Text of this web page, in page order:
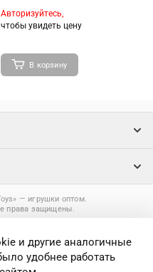
Авторизуйтесь,
чтобы увидеть цену
В корзину
― игрушки оптом.
права защищены.
и другие аналогичные
удобнее работать